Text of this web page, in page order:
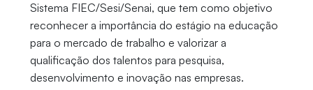
Sistema FIEC/Sesi/Senai, que tem como objetivo
reconhecer a importância do estágio na educação
para o mercado de trabalho e valorizar a
qualificação dos talentos para pesquisa,
desenvolvimento e inovação nas empresas.